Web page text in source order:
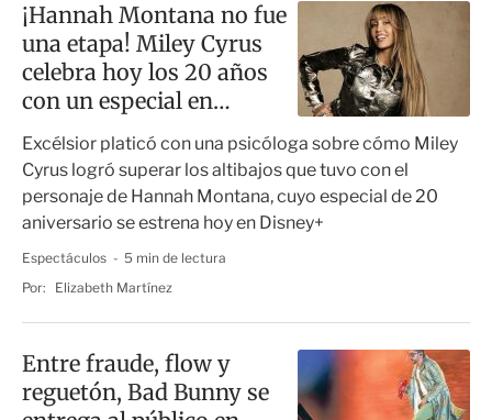
¡Hannah Montana no fue
una etapa! Miley Cyrus
celebra hoy los 20 años
con un especial en
Disney+
Excélsior platicó con una psicóloga sobre cómo Miley
Cyrus logró superar los altibajos que tuvo con el
personaje de Hannah Montana, cuyo especial de 20
aniversario se estrena hoy en Disney+
Espectáculos
5 min de lectura
Por:
Elizabeth Martínez
Entre fraude, flow y
reguetón, Bad Bunny se